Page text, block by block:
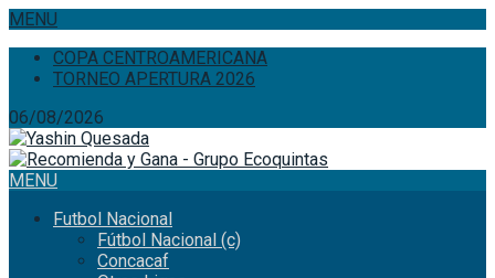
MENU
COPA CENTROAMERICANA
TORNEO APERTURA 2026
06/08/2026
MENU
Futbol Nacional
Fútbol Nacional (c)
Concacaf